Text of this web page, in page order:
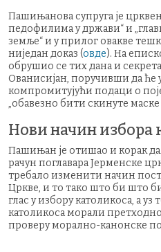
Пашињанова супруга је
педофилима у држави“ и
земље“ и у прилог овакве
ниједан доказ (овде). На
обрушио се тих дана и
Ованисијан, поручивши да ће
компромитујући подаци о
„обавезно бити скинуте маске
Нови начин избора
Пашињан је отишао и корак
рачун поглавара Јерменске
требало изменити начин
Цркве, и то тако што би што
глас у избору католикоса, а уз
католикоса морали
проверу морално-канонске